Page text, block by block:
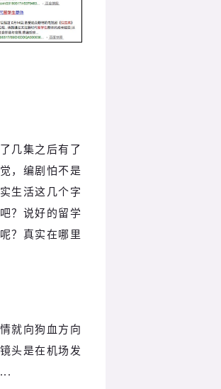
几集之后有了
，编剧怕不是
生活这几个字
？ 说好的留学
？真实在哪里
就向狗血方向
头是在机场发